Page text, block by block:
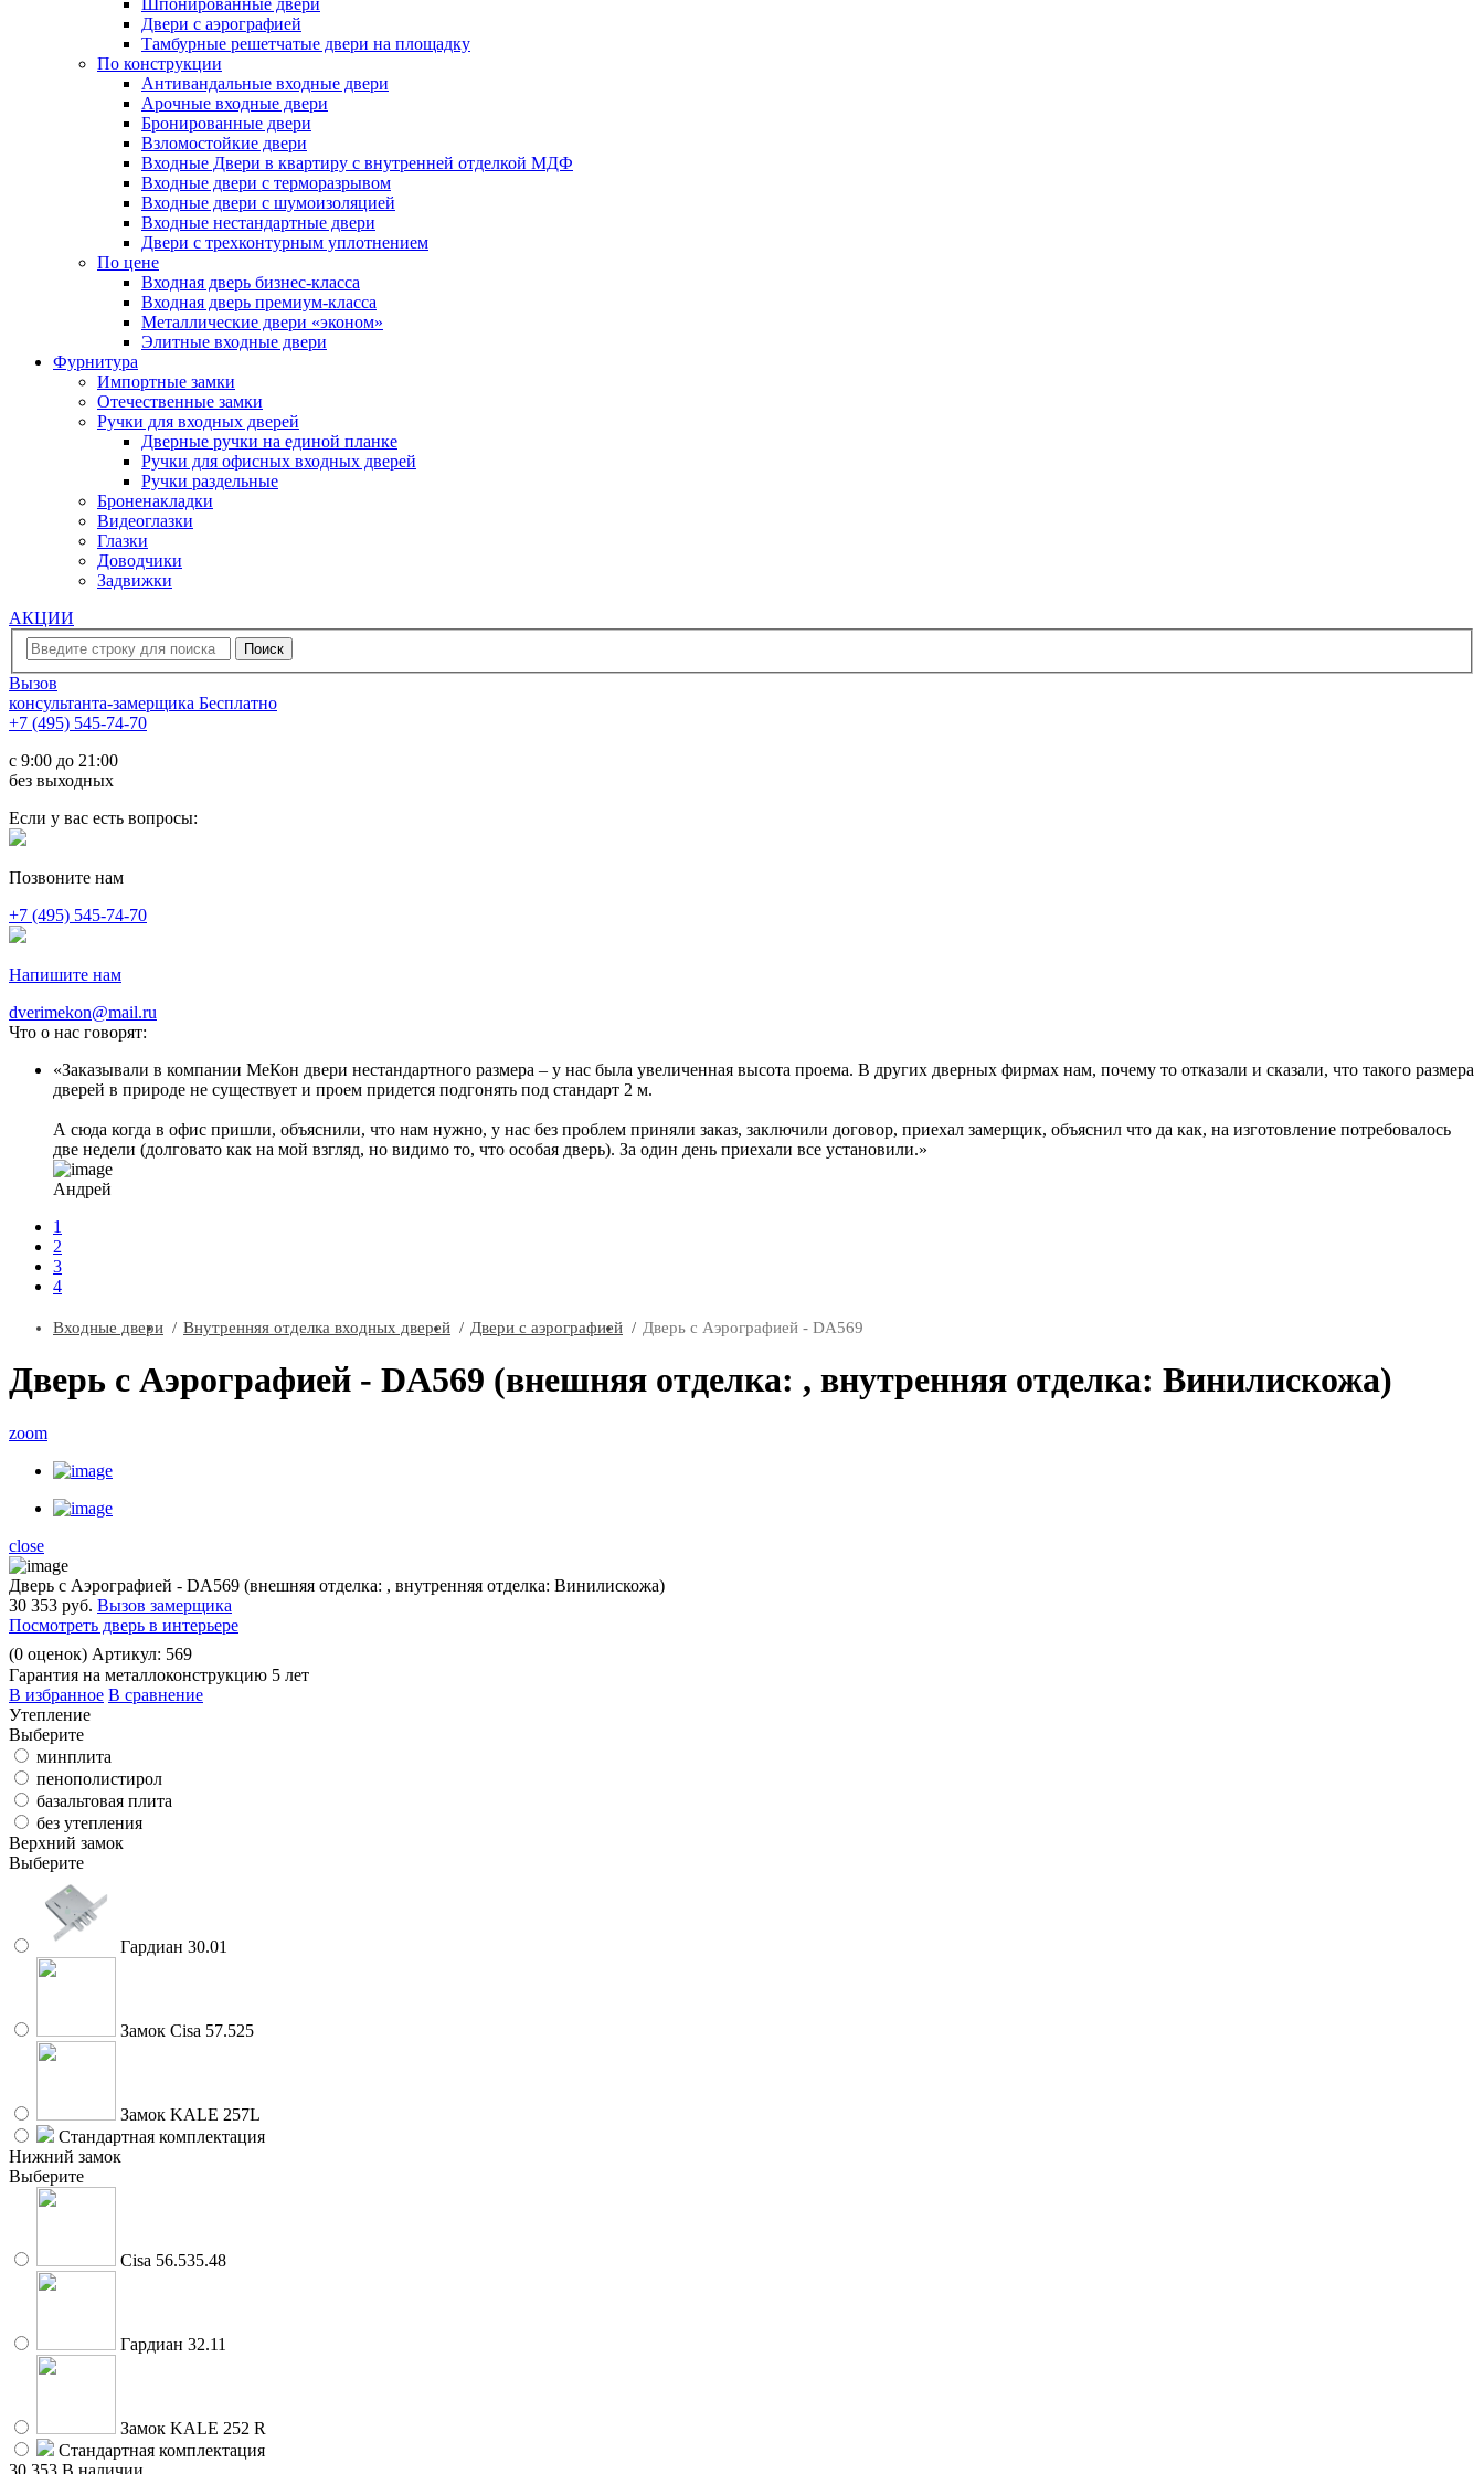
Шпонированные двери
Двери с аэрографией
Тамбурные решетчатые двери на площадку
По конструкции
Антивандальные входные двери
Арочные входные двери
Бронированные двери
Взломостойкие двери
Входные Двери в квартиру с внутренней отделкой МДФ
Входные двери с терморазрывом
Входные двери с шумоизоляцией
Входные нестандартные двери
Двери с трехконтурным уплотнением
По цене
Входная дверь бизнес-класса
Входная дверь премиум-класса
Металлические двери «эконом»
Элитные входные двери
Фурнитура
Импортные замки
Отечественные замки
Ручки для входных дверей
Дверные ручки на единой планке
Ручки для офисных входных дверей
Ручки раздельные
Броненакладки
Видеоглазки
Глазки
Доводчики
Задвижки
АКЦИИ
Вызов
консультанта-замерщика Бесплатно
+7 (495) 545-74-70
c 9:00 до 21:00
без выходных
Если у вас есть вопросы:
Позвоните нам
+7 (495) 545-74-70
Напишите нам
dverimekon@mail.ru
Что о нас говорят:
Заказывали в компании МеКон двери нестандартного размера – у нас была увеличенная высота проема. В других дверных фирмах нам, почему то отказали и сказали, что такого размера
дверей в природе не существует и проем придется подгонять под стандарт 2 м.
А сюда когда в офис пришли, объяснили, что нам нужно, у нас без проблем приняли заказ, заключили договор, приехал замерщик, объяснил что да как, на изготовление потребовалось
две недели (долговато как на мой взгляд, но видимо то, что особая дверь). За один день приехали все установили.
Андрей
1
2
3
4
Входные двери Внутренняя отделка входных дверей Двери с аэрографией Дверь с Аэрографией - DA569
Дверь с Аэрографией - DA569 (внешняя отделка: , внутренняя отделка: Винилискожа)
zoom
close
Дверь с Аэрографией - DA569 (внешняя отделка: , внутренняя отделка: Винилискожа)
30 353 руб. Вызов замерщика
Посмотреть дверь в интерьере
(0 оценок) Артикул: 569
Гарантия на металлоконструкцию 5 лет
В избранное В сравнение
Утепление
Выберите
минплита
пенополистирол
базальтовая плита
без утепления
Верхний замок
Выберите
Гардиан 30.01
Замок Cisa 57.525
Замок KALE 257L
Стандартная комплектация
Нижний замок
Выберите
Cisa 56.535.48
Гардиан 32.11
Замок KALE 252 R
Стандартная комплектация